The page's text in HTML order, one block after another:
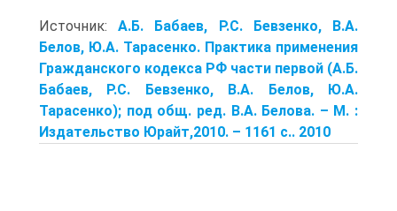
Источник:А.Б. Бабаев, Р.С. Бевзенко, В.А.
Белов, Ю.А. Тарасенко. Практика применения
Гражданского кодекса РФ части первой (А.Б.
Бабаев, Р.С. Бевзенко, В.А. Белов, Ю.А.
Тарасенко); под общ. ред. В.А. Белова. – М. :
Издательство Юрайт,2010. – 1161 с.. 2010